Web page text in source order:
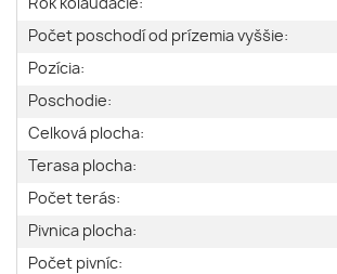
Rok kolaudácie:
Počet poschodí od prízemia vyššie:
Pozícia:
Poschodie:
Celková plocha:
Terasa plocha:
Počet terás:
Pivnica plocha:
Počet pivníc: